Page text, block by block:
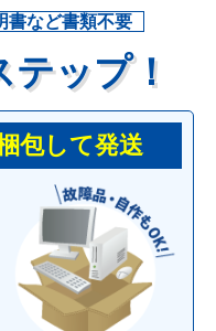
書など書類不要
テップ！
包して発送